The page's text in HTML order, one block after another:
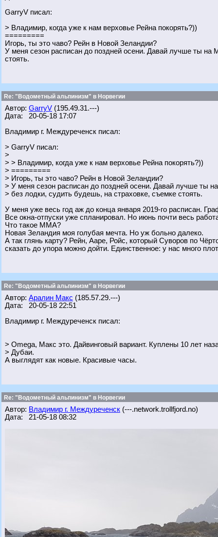
GarryV писал:
> Владимир, когда уже к нам верховье Рейна покорять?))
=========
Игорь, ты это чаво? Рейн в Новой Зеландии?
У меня сезон расписан до поздней осени. Давай лучше ты
стоять.
Re: "Водометный альпинизм" в Норвегии
Автор: GarryV (195.49.31.---)
Дата: 20-05-18 17:07
Владимир г. Междуреченск писал:
> GarryV писал:
>
> > Владимир, когда уже к нам верховье Рейна покорять?))
> =========
> Игорь, ты это чаво? Рейн в Новой Зеландии?
> У меня сезон расписан до поздней осени. Давай лучше ты
> без лодки, судить будешь, на страховке, съемке стоять.
У меня уже весь год аж до конца января 2019-го расписан.
Все окна-отпуски уже спланировал. Но июнь почти весь
Что такое ММА?
Новая Зеландия моя голубая мечта. Но уж больно далеко.
А так глянь карту? Рейн, Ааре, Ройс, который Суворов по
сказать до упора можно дойти. Единственное: у нас много
Re: "Водометный альпинизм" в Норвегии
Автор: Аралин Макс (185.57.29.---)
Дата: 20-05-18 22:51
Владимир г. Междуреченск писал:
> Omega, Макс это. Дайвинговый вариант. Куплены 10 лет
> Дубаи.
А выглядят как новые. Красивые часы.
Re: "Водометный альпинизм" в Норвегии
Автор: Владимир г. Междуреченск (---.network.trollfjord.no)
Дата: 21-05-18 08:32